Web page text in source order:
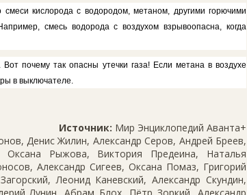
кислорода с водородом, метаном, другими горючими
смесь водоро­да с воздухом взрывоопасна, когда
по­чему так опасны утечки газа! Если ме­тана в воздухе
в выключателе.
Источник: Мир Энциклопедий Аванта+
Денис Жилин, Александр Серов, Андрей Бреев,
Рыжова, Виктория Предеина, Наталья
Александр Сигеев, Оксана Помаз, Григорий
Леонид Каневский, Александр Скундин,